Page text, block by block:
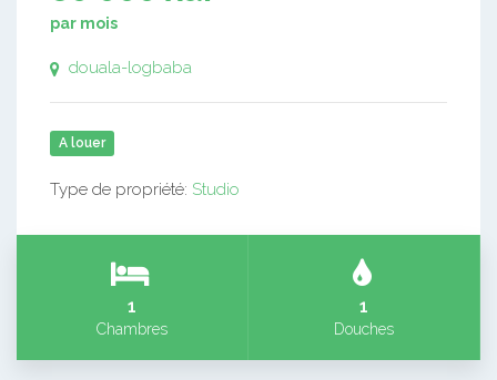
par mois
douala-logbaba
A louer
Type de propriété: Studio
1
Chambres
1
Douches